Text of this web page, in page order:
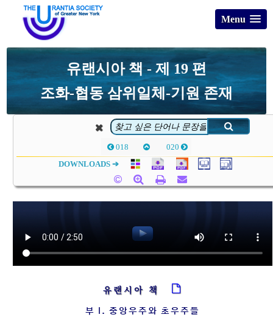
Menu
유랜시아 책 - 제 19 편
조화-협동 삼위일체-기원 존재
018 020
DOWNLOADS ➔
유랜시아 책
부 I. 중앙우주와 초우주들